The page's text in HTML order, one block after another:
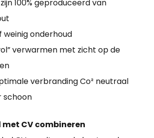
100% geproduceerd van
weinig onderhoud
verwarmen met zicht op de
verbranding Co² neutraal
schoon
CV combineren